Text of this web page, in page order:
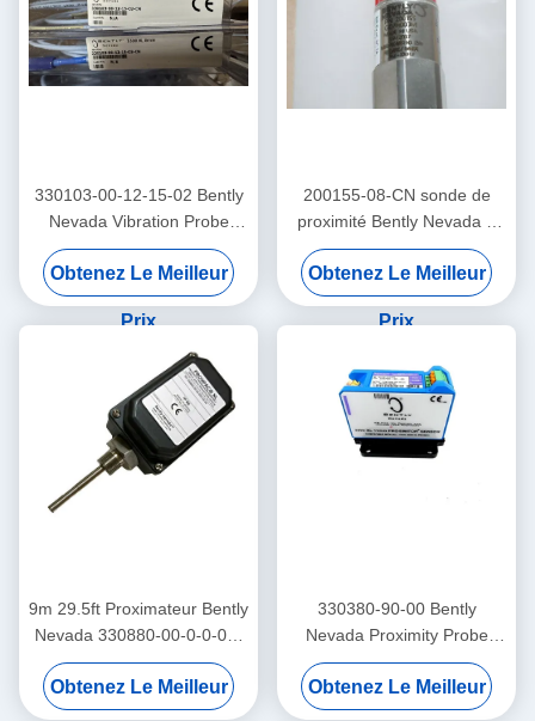
330103-00-12-15-02 Bently
Nevada Vibration Probe
3300 Xl Proximité du capteur
Obtenez Le Meilleur
Prix
200155-08-CN sonde de
proximité Bently Nevada à
basse fréquence
Trendmaster Pro
accéléromètre
Obtenez Le Meilleur
Prix
9m 29.5ft Proximateur Bently
Nevada 330880-00-0-0-03-
02 PROXPAC Assemblage
du transducteur de proximité
Obtenez Le Meilleur
330380-90-00 Bently
Nevada Proximity Probe
3300 XL Capteur de
proximité à haute
température
Obtenez Le Meilleur